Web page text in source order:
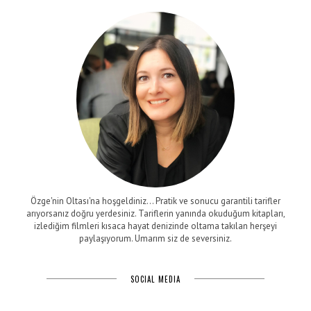
Özge'nin Oltası'na hoşgeldiniz... Pratik ve sonucu garantili tarifler
arıyorsanız doğru yerdesiniz. Tariflerin yanında okuduğum kitapları,
izlediğim filmleri kısaca hayat denizinde oltama takılan herşeyi
paylaşıyorum. Umarım siz de seversiniz.
SOCIAL MEDIA